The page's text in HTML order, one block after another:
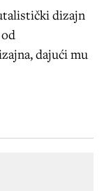
dizajn
dajući mu